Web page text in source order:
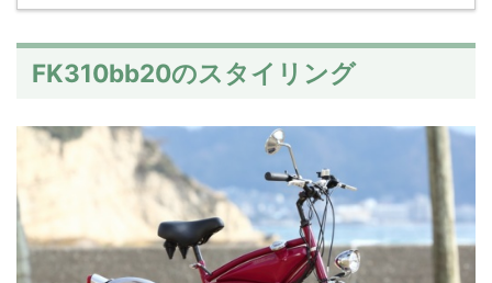
FK310bb20のスタイリング